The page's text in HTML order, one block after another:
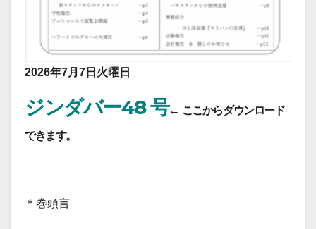
2026年7月7日火曜日
ジンダバー48 号← ここからダウンロード
できます。
＊巻頭言